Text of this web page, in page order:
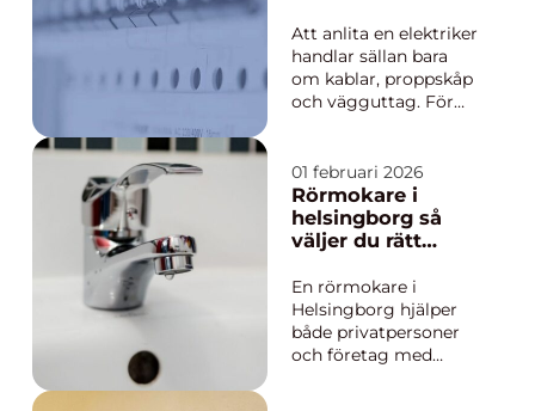
dimensionerad, rätt
placerad och rätt...
Att anlita en elektriker
handlar sällan bara
om kablar, proppskåp
och vägguttag. För
trygghet, komfort
och en hållbar vardag.
När bostäder
moderniseras, företag
blir mer avancerad,
ökar kraven på...
01 februari 2026
Rörmokare i
helsingborg så
väljer du rätt
En rörmokare i
Helsingborg hjälper
både privatpersoner
och företag med